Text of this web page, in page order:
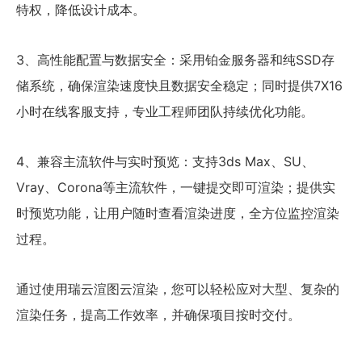
特权，降低设计成本。
3、高性能配置与数据安全：采用铂金服务器和纯SSD存
储系统，确保渲染速度快且数据安全稳定；同时提供7X16
小时在线客服支持，专业工程师团队持续优化功能。
4、兼容主流软件与实时预览：支持3ds Max、SU、
Vray、Corona等主流软件，一键提交即可渲染；提供实
时预览功能，让用户随时查看渲染进度，全方位监控渲染
过程。
通过使用瑞云渲图云渲染，您可以轻松应对大型、复杂的
渲染任务，提高工作效率，并确保项目按时交付。